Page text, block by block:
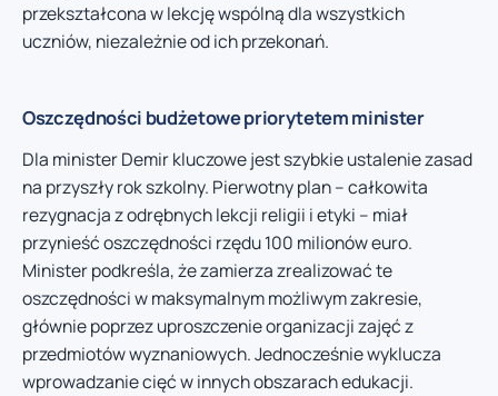
przekształcona w lekcję wspólną dla wszystkich
uczniów, niezależnie od ich przekonań.
Oszczędności budżetowe priorytetem minister
Dla minister Demir kluczowe jest szybkie ustalenie zasad
na przyszły rok szkolny. Pierwotny plan – całkowita
rezygnacja z odrębnych lekcji religii i etyki – miał
przynieść oszczędności rzędu 100 milionów euro.
Minister podkreśla, że zamierza zrealizować te
oszczędności w maksymalnym możliwym zakresie,
głównie poprzez uproszczenie organizacji zajęć z
przedmiotów wyznaniowych. Jednocześnie wyklucza
wprowadzanie cięć w innych obszarach edukacji.